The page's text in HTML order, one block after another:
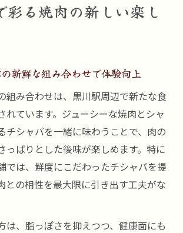
味とチシャバのシャキシャキ感の
らに美味しくするチシャバの包み
シャバの絶妙なバランスを楽しむ
ったりなチシャバの選び方と特徴
が実践するチシャバの食べ方ポイ
を変化させるチシャバのアレンジ
彩る焼肉の新しい楽し
新鮮な組み合わせで体験向上
組み合わせは、黒川駅周辺で新たな食
れています。ジューシーな焼肉とシャ
チシャバを一緒に味わうことで、肉の
っぱりとした後味が楽しめます。特に
では、鮮度にこだわったチシャバを提
との相性を最大限に引き出す工夫がな
は、脂っぽさを抑えつつ、健康面にも